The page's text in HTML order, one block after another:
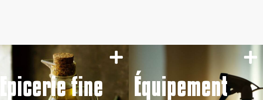
Epicerie fine Équipement